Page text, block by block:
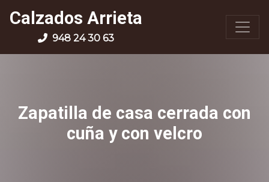
Calzados Arrieta
948 24 30 63
Zapatilla de casa cerrada con
cuña y con velcro